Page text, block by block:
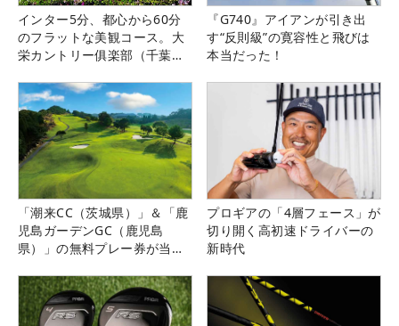
インター5分、都心から60分
のフラットな美観コース。大
栄カントリー俱楽部（千葉
『G740』アイアンが引き出
す“反則級”の寛容性と飛びは
本当だった！
「潮来CC（茨城県）」＆「鹿
児島ガーデンGC（鹿児島
県）」の無料プレー券が当た
プロギアの「4層フェース」が
切り開く高初速ドライバーの
新時代